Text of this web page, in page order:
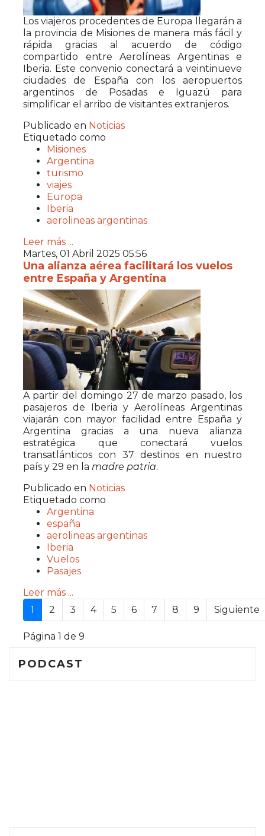
Los viajeros procedentes de Europa llegarán a
la provincia de Misiones de manera más fácil y
rápida gracias al acuerdo de código
compartido entre Aerolíneas Argentinas e
Iberia. Este convenio conectará a veintinueve
ciudades de España con los aeropuertos
argentinos de Posadas e Iguazú para
simplificar el arribo de visitantes extranjeros.
Publicado en Noticias
Etiquetado como
Misiones
Argentina
turismo
viajes
Europa
Iberia
aerolineas argentinas
Leer más ...
Martes, 01 Abril 2025 05:56
Una alianza aérea facilitará los vuelos
entre España y Argentina
A partir del domingo 27 de marzo pasado, los
pasajeros de Iberia y Aerolíneas Argentinas
viajarán con mayor facilidad entre España y
Argentina gracias a una nueva alianza
estratégica que conectará vuelos
transatlánticos con 37 destinos en nuestro
país y 29 en la madre patria.
Publicado en Noticias
Etiquetado como
Argentina
españa
aerolineas argentinas
Iberia
Vuelos
Pasajes
Leer más ...
1
2 3 4 5 6 7 8 9 Siguiente
Página 1 de 9
PODCAST